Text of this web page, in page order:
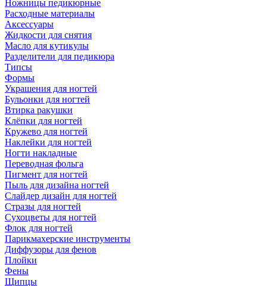
Ножницы педикюрные
Расходные материалы
Аксессуары
Жидкости для снятия
Масло для кутикулы
Разделители для педикюра
Типсы
Формы
Украшения для ногтей
Бульонки для ногтей
Втирка ракушки
Клёпки для ногтей
Кружево для ногтей
Наклейки для ногтей
Ногти накладные
Переводная фольга
Пигмент для ногтей
Пыль для дизайна ногтей
Слайдер дизайн для ногтей
Стразы для ногтей
Сухоцветы для ногтей
Флок для ногтей
Парикмахерские инструменты
Диффузоры для фенов
Плойки
Фены
Щипцы